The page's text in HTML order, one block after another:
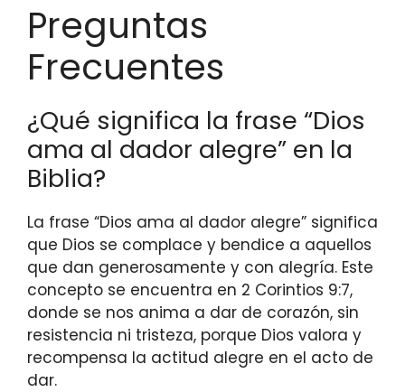
Preguntas
Frecuentes
¿Qué significa la frase “Dios
ama al dador alegre” en la
Biblia?
La frase “Dios ama al dador alegre” significa
que Dios se complace y bendice a aquellos
que dan generosamente y con alegría. Este
concepto se encuentra en 2 Corintios 9:7,
donde se nos anima a dar de corazón, sin
resistencia ni tristeza, porque Dios valora y
recompensa la actitud alegre en el acto de
dar.